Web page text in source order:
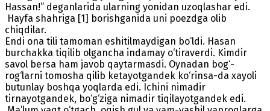
Hassan!” deganlarida ularning yonidan uzoqlashar edi.
Hayfa shahriga [1] borishganida uni poezdga olib
chiqdilar.
Endi ona tili tamoman eshitilmaydigan bo‘ldi. Hasan
burchakka tiqilib olgancha indamay o‘tiraverdi. Kimdir
savol bersa ham javob qaytarmasdi. Oynadan bog‘-
rog‘larni tomosha qilib ketayotgandek ko‘rinsa-da xayoli
butunlay boshqa yoqlarda edi. Ichini nimadir
tirnayotgandek, bo‘g‘ziga nimadir tiqilayotgandek edi.